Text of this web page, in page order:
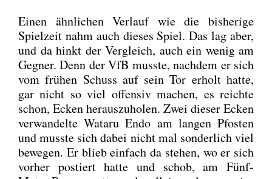
Einen ähn­li­chen Ver­lauf wie die bis­he­ri­ge
Spiel­zeit nahm auch die­ses Spiel. Das lag aber,
und da hinkt der Ver­gleich, auch ein wenig am
Geg­ner. Denn der VfB muss­te, nach­dem er sich
vom frü­hen Schuss auf sein Tor erholt hat­te,
gar nicht so viel offen­siv machen, es reich­te
schon, Ecken her­aus­zu­ho­len. Zwei die­ser Ecken
ver­wan­del­te Wata­ru Endo am lan­gen Pfos­ten
und muss­te sich dabei nicht mal son­der­lich viel
bewe­gen. Er blieb ein­fach da ste­hen, wo er sich
vor­her pos­tiert hat­te und schob, am Fünf-